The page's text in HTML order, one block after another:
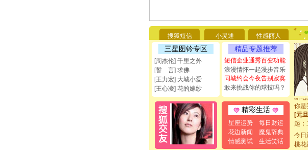
搜狐短信 小灵通 性感丽人
三星图铃专区
[周杰伦] 千里之外
[誓 言] 求佛
[王力宏] 大城小爱
[王心凌] 花的嫁纱
精品专题推荐
短信企业通秀百变功能
浪漫情怀一起漫步音乐
同城约会今夜告别寂寞
敢来挑战你的球技吗？
精彩生活
星座运势
每日财运
花边新闻
魔鬼辞典
情感测试
生活笑话
你太
要平
[圣
能
都要
[圣
如意
[元
断电
你是
[元
起；
离。
[元
泣，
今日
桃花